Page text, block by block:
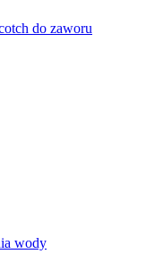
do zaworu
wody